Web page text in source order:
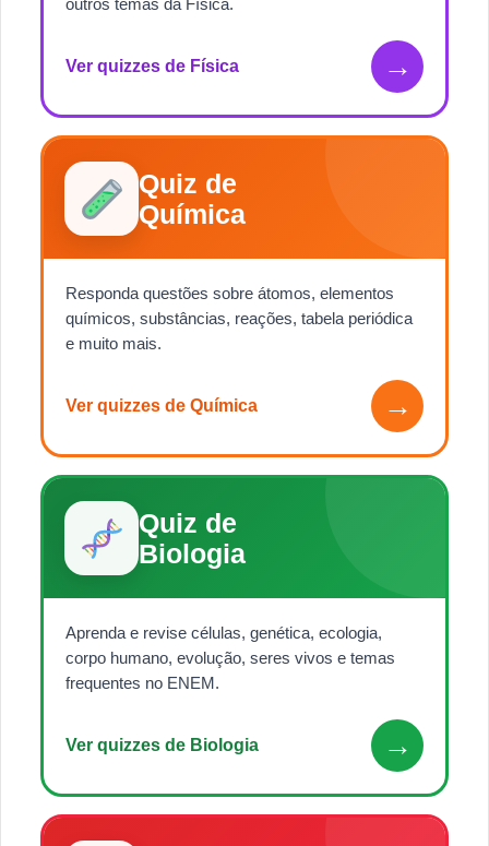
outros temas da Física.
Ver quizzes de Física →
Quiz de
Química
Responda questões sobre átomos, elementos
químicos, substâncias, reações, tabela periódica
e muito mais.
Ver quizzes de Química →
Quiz de
Biologia
Aprenda e revise células, genética, ecologia,
corpo humano, evolução, seres vivos e temas
frequentes no ENEM.
Ver quizzes de Biologia →